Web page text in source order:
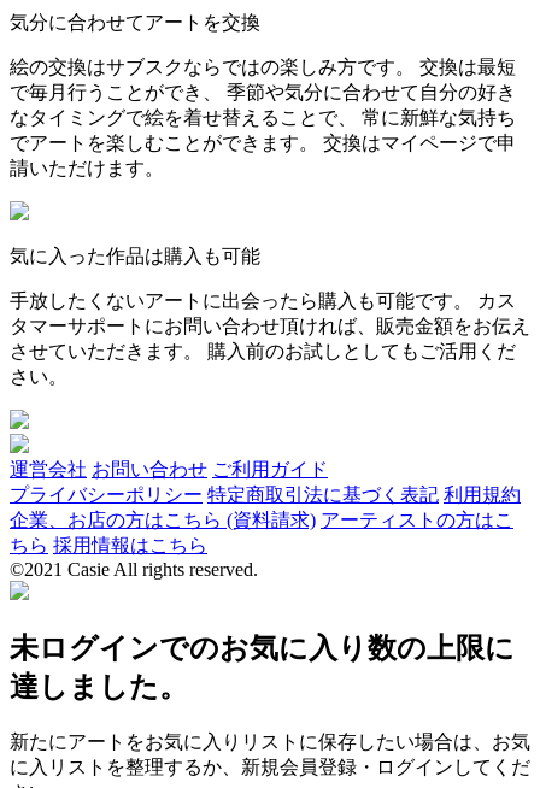
気分に合わせてアートを交換
絵の交換はサブスクならではの楽しみ方です。 交換は最短
で毎月行うことができ、 季節や気分に合わせて自分の好き
なタイミングで絵を着せ替えることで、 常に新鮮な気持ち
でアートを楽しむことができます。 交換はマイページで申
請いただけます。
気に入った作品は購入も可能
手放したくないアートに出会ったら購入も可能です。 カス
タマーサポートにお問い合わせ頂ければ、販売金額をお伝え
させていただきます。 購入前のお試しとしてもご活用くだ
さい。
運営会社 お問い合わせ ご利用ガイド
プライバシーポリシー 特定商取引法に基づく表記 利用規約
企業、お店の方はこちら (資料請求) アーティストの方はこ
ちら 採用情報はこちら
©2021 Casie All rights reserved.
未ログインでのお気に入り数の上限に
達しました。
新たにアートをお気に入りリストに保存したい場合は、お気
に入リストを整理するか、新規会員登録・ログインしてくだ